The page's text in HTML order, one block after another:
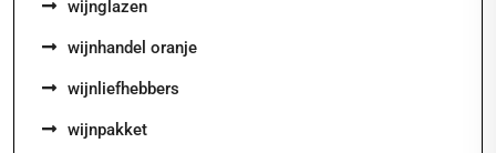
wijnglazen
wijnhandel oranje
wijnliefhebbers
wijnpakket